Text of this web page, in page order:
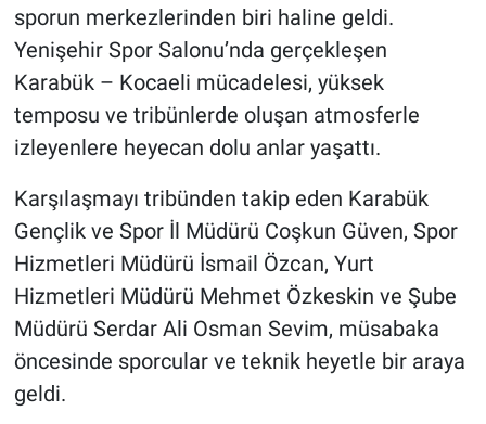
sporun merkezlerinden biri haline geldi.
Yenişehir Spor Salonu’nda gerçekleşen
Karabük – Kocaeli mücadelesi, yüksek
temposu ve tribünlerde oluşan atmosferle
izleyenlere heyecan dolu anlar yaşattı.
Karşılaşmayı tribünden takip eden Karabük
Gençlik ve Spor İl Müdürü Coşkun Güven, Spor
Hizmetleri Müdürü İsmail Özcan, Yurt
Hizmetleri Müdürü Mehmet Özkeskin ve Şube
Müdürü Serdar Ali Osman Sevim, müsabaka
öncesinde sporcular ve teknik heyetle bir araya
geldi.